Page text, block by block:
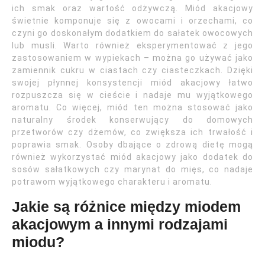
ich smak oraz wartość odżywczą. Miód akacjowy
świetnie komponuje się z owocami i orzechami, co
czyni go doskonałym dodatkiem do sałatek owocowych
lub musli. Warto również eksperymentować z jego
zastosowaniem w wypiekach – można go używać jako
zamiennik cukru w ciastach czy ciasteczkach. Dzięki
swojej płynnej konsystencji miód akacjowy łatwo
rozpuszcza się w cieście i nadaje mu wyjątkowego
aromatu. Co więcej, miód ten można stosować jako
naturalny środek konserwujący do domowych
przetworów czy dżemów, co zwiększa ich trwałość i
poprawia smak. Osoby dbające o zdrową dietę mogą
również wykorzystać miód akacjowy jako dodatek do
sosów sałatkowych czy marynat do mięs, co nadaje
potrawom wyjątkowego charakteru i aromatu.
Jakie są różnice między miodem
akacjowym a innymi rodzajami
miodu?